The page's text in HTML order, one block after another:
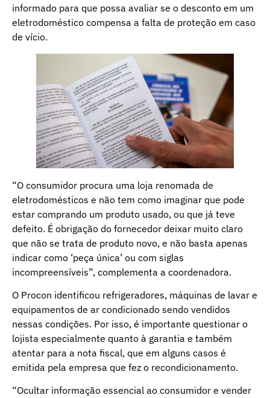
informado para que possa avaliar se o desconto em um
eletrodoméstico compensa a falta de proteção em caso
de vício.
“O consumidor procura uma loja renomada de
eletrodomésticos e não tem como imaginar que pode
estar comprando um produto usado, ou que já teve
defeito. É obrigação do fornecedor deixar muito claro
que não se trata de produto novo, e não basta apenas
indicar como ‘peça única’ ou com siglas
incompreensíveis”, complementa a coordenadora.
O Procon identificou refrigeradores, máquinas de lavar e
equipamentos de ar condicionado sendo vendidos
nessas condições. Por isso, é importante questionar o
lojista especialmente quanto à garantia e também
atentar para a nota fiscal, que em alguns casos é
emitida pela empresa que fez o recondicionamento.
“Ocultar informação essencial ao consumidor e vender